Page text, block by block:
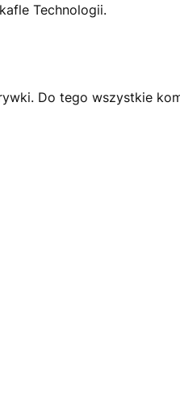
Technologii.
Do tego wszystkie